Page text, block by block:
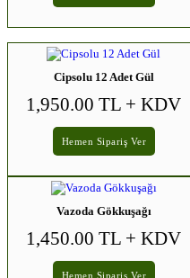
Cipsolu 12 Adet Gül
1,950.00 TL + KDV
Hemen Sipariş Ver
Vazoda Gökkuşağı
1,450.00 TL + KDV
Hemen Sipariş Ver